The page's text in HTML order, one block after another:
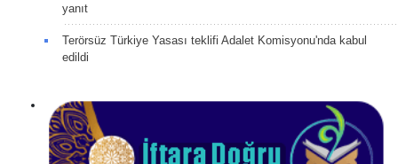
yanıt
Terörsüz Türkiye Yasası teklifi Adalet Komisyonu'nda kabul
edildi